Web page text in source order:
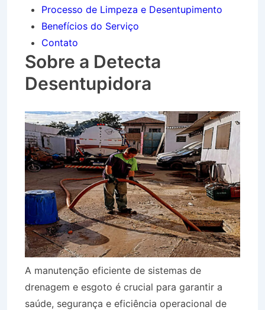
Processo de Limpeza e Desentupimento
Benefícios do Serviço
Contato
Sobre a Detecta
Desentupidora
A manutenção eficiente de sistemas de
drenagem e esgoto é crucial para garantir a
saúde, segurança e eficiência operacional de